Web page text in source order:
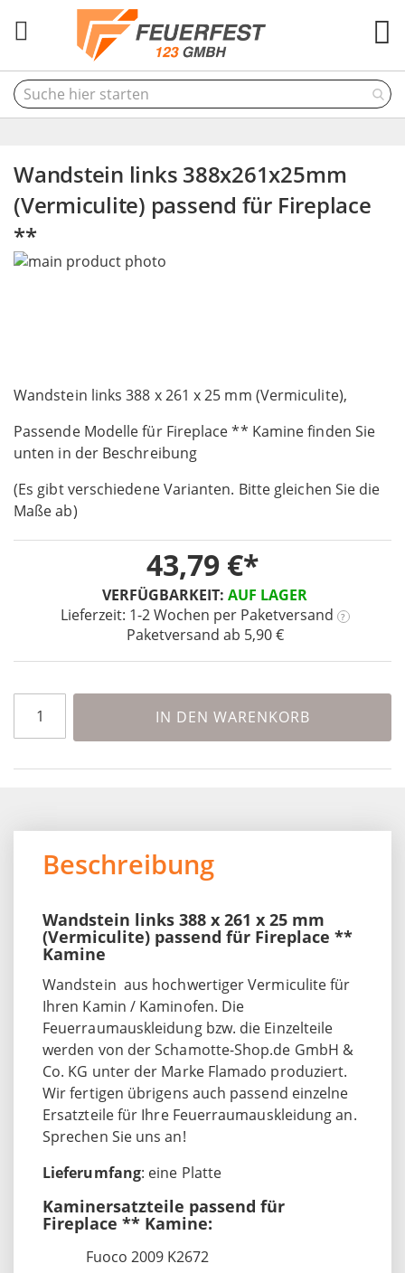
Wandstein links 388x261x25mm
(Vermiculite) passend für Fireplace
**
Wandstein links 388 x 261 x 25 mm (Vermiculite),
Passende Modelle für Fireplace ** Kamine finden Sie
unten in der Beschreibung
(Es gibt verschiedene Varianten. Bitte gleichen Sie die
Maße ab)
VERFÜGBARKEIT: AUF LAGER
Lieferzeit: 1-2 Wochen per Paketversand ?
Paketversand ab 5,90 €
43,79 €
IN DEN WARENKORB
Skip
gallery
to
beginning
of
images
gallery
Beschreibung
Wandstein links 388 x 261 x 25 mm
(Vermiculite) passend für Fireplace **
Kamine
Wandstein aus hochwertiger Vermiculite für
Ihren Kamin / Kaminofen. Die
Feuerraumauskleidung bzw. die Einzelteile
werden von der Schamotte-Shop.de GmbH &
Co. KG unter der Marke Flamado produziert.
Wir fertigen übrigens auch passend einzelne
Ersatzteile für Ihre Feuerraumauskleidung an.
Sprechen Sie uns an!
Lieferumfang: eine Platte
Kaminersatzteile passend für
Fireplace ** Kamine:
Fuoco 2009 K2672